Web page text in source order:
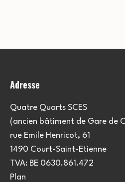
Adresse
Quatre Quarts SCES
(ancien bâtiment de Gare de
rue Emile Henricot, 61
1490 Court-Saint-Etienne
TVA: BE 0630.861.472
Plan